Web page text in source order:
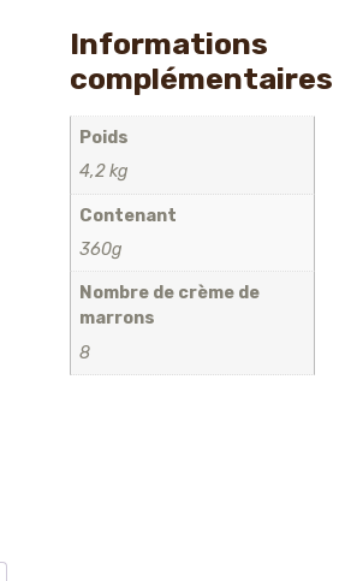
Informations
complémentaires
Poids
4,2 kg
Contenant
360g
Nombre de crème de
marrons
8